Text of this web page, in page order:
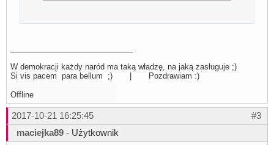
W demokracji każdy naród ma taką władzę, na jaką zasługuje ;)
Si vis pacem para bellum ;) | Pozdrawiam :)
Offline
#3
2017-10-21 16:25:45
maciejka89 - Użytkownik